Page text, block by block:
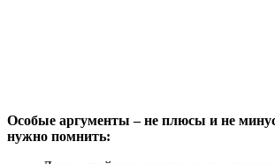
Особые аргументы – не плюсы и не
нужно помнить: